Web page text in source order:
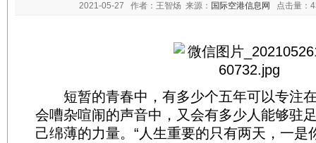
2021-05-27 作者：王智炀 来源： 国际空港信息网 点击量：
短暂的青春中，有多少个五年可以专注
会嘈杂喧闹的声音中，又会有多少人能够驻
己绵薄的力量。“人生重要的只有两天，一是